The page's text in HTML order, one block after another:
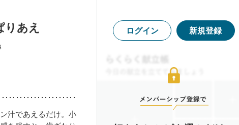
あえ
汁であえるだけ。小
ログイン 新規登録